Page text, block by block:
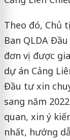
Theo đó, Chủ
Ban QLDA
đơn vị được
dự án Cảng
Đầu tư xin
sang năm
quan, xin ý
nhất, hướng